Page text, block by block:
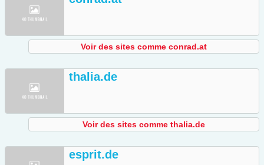
Voir des sites comme conrad.at
thalia.de
Voir des sites comme thalia.de
esprit.de